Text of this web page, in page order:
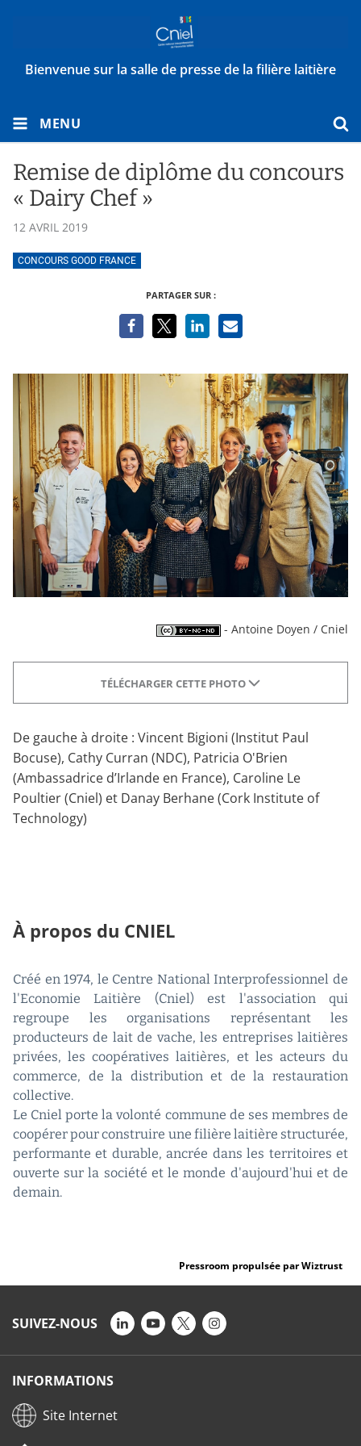
Bienvenue sur la salle de presse de la filière laitière
MENU
Remise de diplôme du concours
« Dairy Chef »
12 AVRIL 2019
CONCOURS GOOD FRANCE
PARTAGER SUR :
- Antoine Doyen / Cniel
TÉLÉCHARGER CETTE PHOTO
De gauche à droite : Vincent Bigioni (Institut Paul
Bocuse), Cathy Curran (NDC), Patricia O'Brien
(Ambassadrice d’Irlande en France), Caroline Le
Poultier (Cniel) et Danay Berhane (Cork Institute of
Technology)
À propos du CNIEL
Créé en 1974, le Centre National Interprofessionnel de
l'Economie Laitière (Cniel) est l'association qui
regroupe les organisations représentant les
producteurs de lait de vache, les entreprises laitières
privées, les coopératives laitières, et les acteurs du
commerce, de la distribution et de la restauration
collective.
Le Cniel porte la volonté commune de ses membres de
coopérer pour construire une filière laitière structurée,
performante et durable, ancrée dans les territoires et
ouverte sur la société et le monde d'aujourd'hui et de
demain.
Pressroom propulsée par Wiztrust
SUIVEZ-NOUS
INFORMATIONS
Site Internet